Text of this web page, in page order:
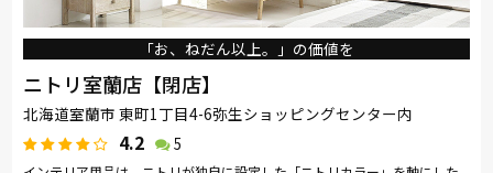
「お、ねだん以上。」の価値を
ニトリ室蘭店【閉店】
北海道室蘭市 東町1丁目4-6弥生ショッピングセンター内
4.2 5